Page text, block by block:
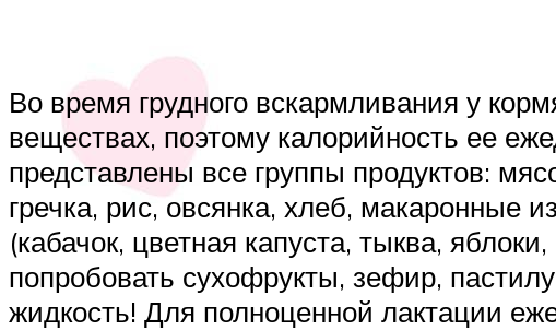
Во время грудного вскармливания у
веществах, поэтому калорийность ее
представлены все группы продуктов:
гречка, рис, овсянка, хлеб, макаронные
(кабачок, цветная капуста, тыква,
попробовать сухофрукты, зефир,
жидкость! Для полноценной лактации